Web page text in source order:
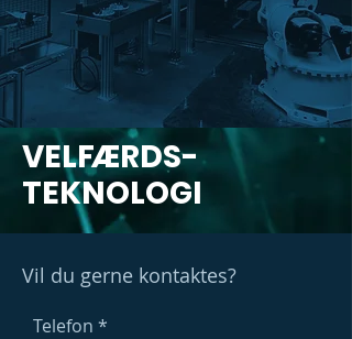
VELFÆRDS-
TEKNOLOGI
Vil du gerne kontaktes?
Telefon